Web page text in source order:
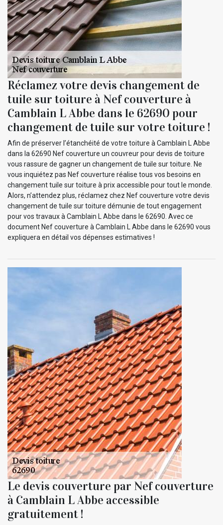
Réclamez votre devis changement de
tuile sur toiture à Nef couverture à
Camblain L Abbe dans le 62690 pour
changement de tuile sur votre toiture !
Afin de préserver l’étanchéité de votre toiture à Camblain L Abbe
dans la 62690 Nef couverture un couvreur pour devis de toiture
vous rassure de gagner un changement de tuile sur toiture. Ne
vous inquiétez pas Nef couverture réalise tous vos besoins en
changement tuile sur toiture à prix accessible pour tout le monde.
Alors, n’attendez plus, réclamez chez Nef couverture votre devis
changement de tuile sur toiture démunie de tout engagement
pour vos travaux à Camblain L Abbe dans le 62690. Avec ce
document Nef couverture à Camblain L Abbe dans le 62690 vous
expliquera en détail vos dépenses estimatives !
Le devis couverture par Nef couverture
à Camblain L Abbe accessible
gratuitement !